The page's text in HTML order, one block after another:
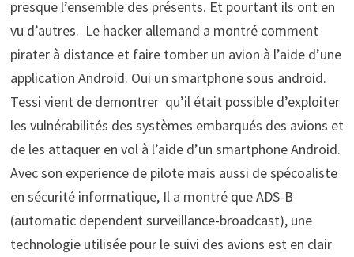
presque l’ensemble des présents. Et pourtant ils ont en
vu d’autres. Le hacker allemand a montré comment
pirater à distance et faire tomber un avion à l’aide d’une
application Android. Oui un smartphone sous android.
Tessi vient de demontrer qu’il était possible d’exploiter
les vulnérabilités des systèmes embarqués des avions et
de les attaquer en vol à l’aide d’un smartphone Android.
Avec son experience de pilote mais aussi de spécoaliste
en sécurité informatique, Il a montré que ADS-B
(automatic dependent surveillance-broadcast), une
technologie utilisée pour le suivi des avions est en clair